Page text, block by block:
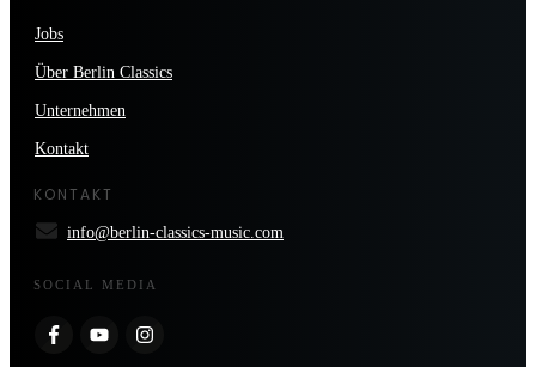
Jobs
Über Berlin Classics
Unternehmen
Kontakt
KONTAKT
info@berlin-classics-music.com
SOCIAL MEDIA